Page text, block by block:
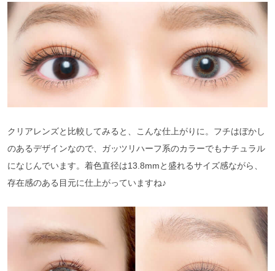
クリアレンズと比較してみると、こんな仕上がりに。フチはぼかし
のあるデザインなので、ガッツリハーフ系のカラーでもナチュラル
になじんでいます。着色直径は13.8mmと盛れるサイズ感ながら、
存在感のある目元に仕上がっていますね♪